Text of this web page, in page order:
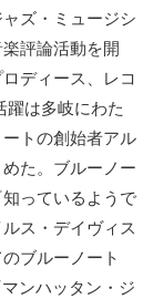
ズ・ミュージシ
評論活動を開
ディース、レコ
躍は多岐にわた
トの創始者アル
た。ブルーノー
っているようで
ス・デイヴィス
ブルーノート
ンハッタン・ジ